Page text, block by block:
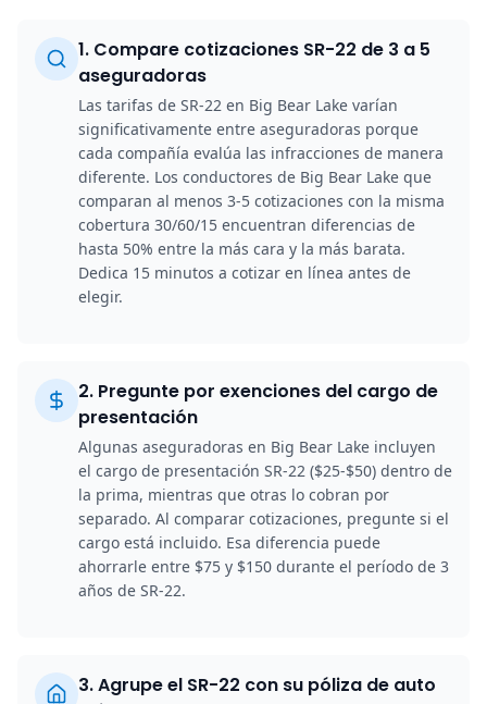
1. Compare cotizaciones SR-22 de 3 a 5
aseguradoras
Las tarifas de SR-22 en Big Bear Lake varían
significativamente entre aseguradoras porque
cada compañía evalúa las infracciones de manera
diferente. Los conductores de Big Bear Lake que
comparan al menos 3-5 cotizaciones con la misma
cobertura 30/60/15 encuentran diferencias de
hasta 50% entre la más cara y la más barata.
Dedica 15 minutos a cotizar en línea antes de
elegir.
2. Pregunte por exenciones del cargo de
presentación
Algunas aseguradoras en Big Bear Lake incluyen
el cargo de presentación SR-22 ($25-$50) dentro de
la prima, mientras que otras lo cobran por
separado. Al comparar cotizaciones, pregunte si el
cargo está incluido. Esa diferencia puede
ahorrarle entre $75 y $150 durante el período de 3
años de SR-22.
3.Agrupe el SR-22 con su póliza de auto